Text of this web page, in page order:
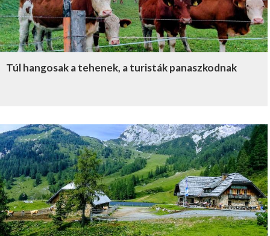
Túl hangosak a tehenek, a turisták panaszkodnak